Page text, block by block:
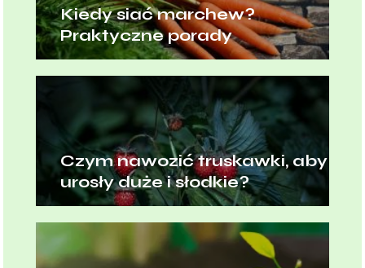
Kiedy siać marchew?
Praktyczne porady
Czym nawozić truskawki, aby
urosły duże i słodkie?